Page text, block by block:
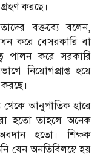
করছে।
বক্তব্যে বলেন,
করে বেসরকারি বা
পালন করে সরকারি
নিয়োগপ্রাপ্ত হয়ে
থেকে আনুপাতিক হারে
হতো তাহলে অনেক
হতো। শিক্ষক
যেন অনতিবিলম্বে হয়